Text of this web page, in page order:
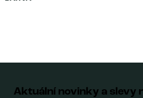
Aktuální novinky a slevy